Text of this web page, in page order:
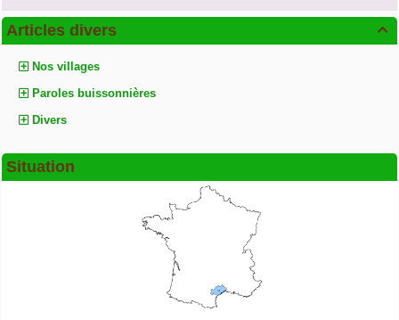

Articles divers
Nos villages
Paroles buissonnières
Divers
Situation